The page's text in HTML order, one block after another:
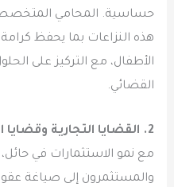
حساسية. المحامي
هذه النزاعات بما يحفظ
الأطفال، مع التركيز على
القضائي.
2. القضايا التجارية وقضايا الشركات
مع نمو الاستثمارات في حائل،
والمستثمرون إلى صياغة